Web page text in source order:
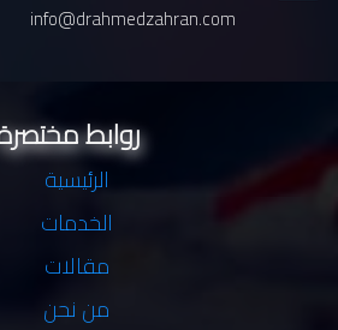
info@drahmedzahran.com
روابط مختصرة
الرئيسية
الخدمات
مقالات
من نحن